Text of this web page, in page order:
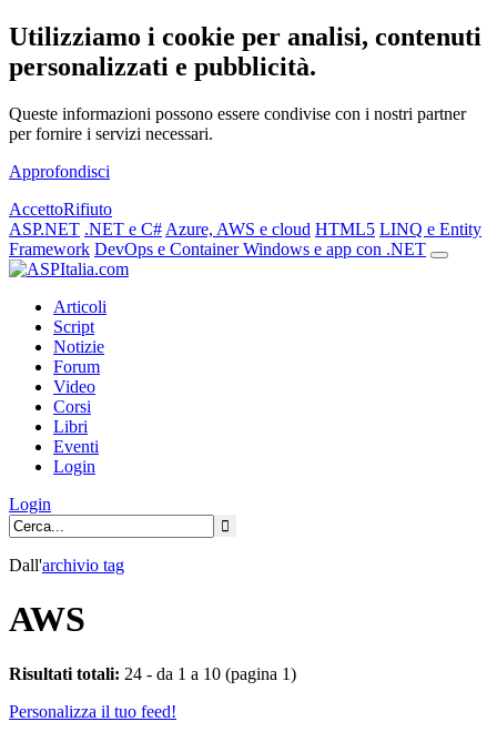
Utilizziamo i cookie per analisi, contenuti
personalizzati e pubblicità.
Queste informazioni possono essere condivise con i nostri partner
per fornire i servizi necessari.
Approfondisci
AccettoRifiuto
ASP.NET .NET e C# Azure, AWS e cloud HTML5 LINQ e Entity
Framework DevOps e ContainerWindows e app con .NET
Articoli
Script
Notizie
Forum
Video
Corsi
Libri
Eventi
Login
Login
Dall'archivio tag
AWS
Risultati totali: 24 - da 1 a 10 (pagina 1)
Personalizza il tuo feed!